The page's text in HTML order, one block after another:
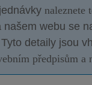
naleznete
našem webu se
detaily jsou
předpisům a